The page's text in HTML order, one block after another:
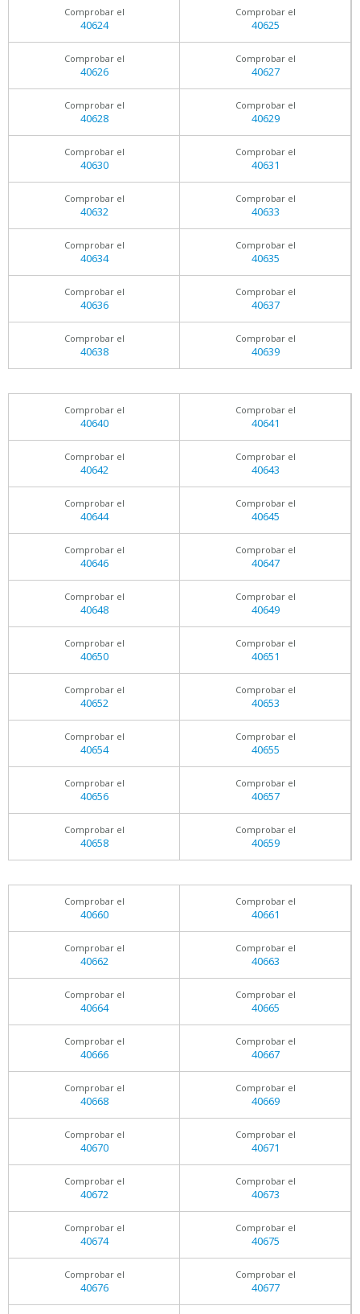
Comprobar el
40624
Comprobar el
40625
Comprobar el
40626
Comprobar el
40627
Comprobar el
40628
Comprobar el
40629
Comprobar el
40630
Comprobar el
40631
Comprobar el
40632
Comprobar el
40633
Comprobar el
40634
Comprobar el
40635
Comprobar el
40636
Comprobar el
40637
Comprobar el
40638
Comprobar el
40639
Comprobar el
40640
Comprobar el
40641
Comprobar el
40642
Comprobar el
40643
Comprobar el
40644
Comprobar el
40645
Comprobar el
40646
Comprobar el
40647
Comprobar el
40648
Comprobar el
40649
Comprobar el
40650
Comprobar el
40651
Comprobar el
40652
Comprobar el
40653
Comprobar el
40654
Comprobar el
40655
Comprobar el
40656
Comprobar el
40657
Comprobar el
40658
Comprobar el
40659
Comprobar el
40660
Comprobar el
40661
Comprobar el
40662
Comprobar el
40663
Comprobar el
40664
Comprobar el
40665
Comprobar el
40666
Comprobar el
40667
Comprobar el
40668
Comprobar el
40669
Comprobar el
40670
Comprobar el
40671
Comprobar el
40672
Comprobar el
40673
Comprobar el
40674
Comprobar el
40675
Comprobar el
40676
Comprobar el
40677